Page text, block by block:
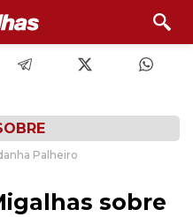
Palheiro
sobre